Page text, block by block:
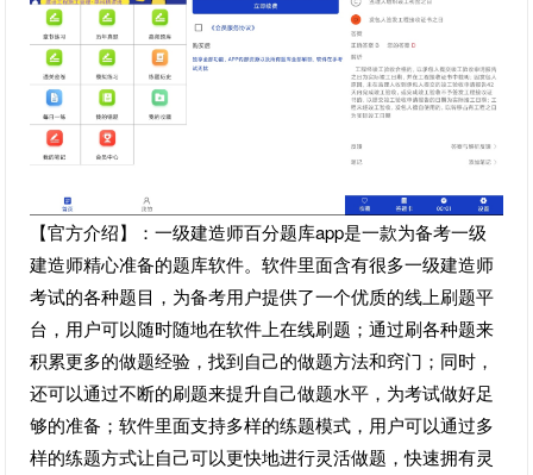
【官方介绍】：一级建造师百分题库app是一款为备考一级
建造师精心准备的题库软件。软件里面含有很多一级建造师
考试的各种题目，为备考用户提供了一个优质的线上刷题平
台，用户可以随时随地在软件上在线刷题；通过刷各种题来
积累更多的做题经验，找到自己的做题方法和窍门；同时，
还可以通过不断的刷题来提升自己做题水平，为考试做好足
够的准备；软件里面支持多样的练题模式，用户可以通过多
样的练题方式让自己可以更快地进行灵活做题，快速拥有灵